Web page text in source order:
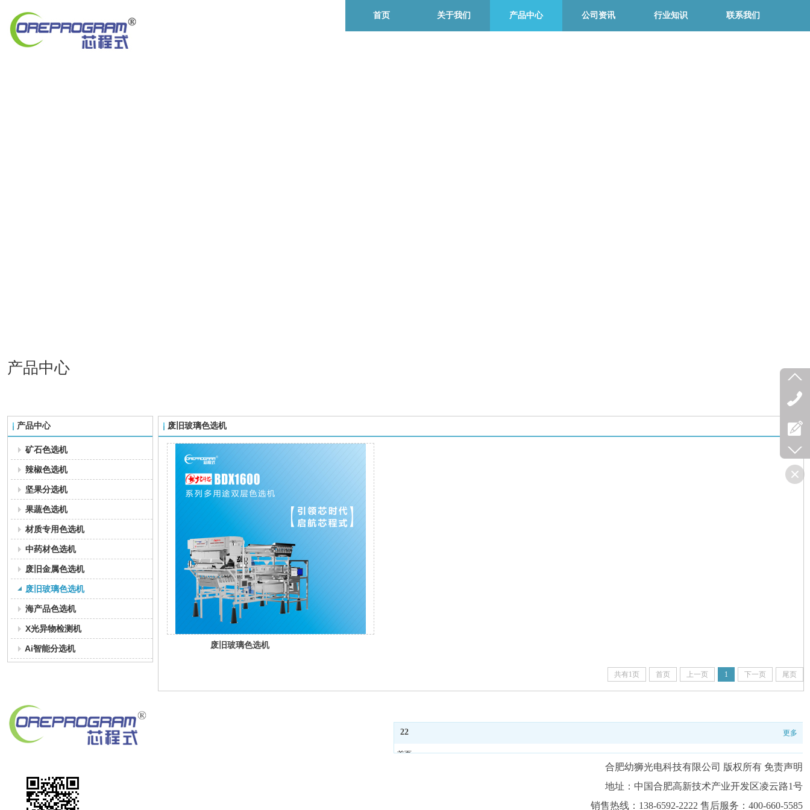
首页 关于我们 产品中心 公司资讯 行业知识 联系我们
产品中心
产品中心
矿石色选机
辣椒色选机
坚果分选机
果蔬色选机
材质专用色选机
中药材色选机
废旧金属色选机
废旧玻璃色选机
海产品色选机
X光异物检测机
Ai智能分选机
废旧玻璃色选机
废旧玻璃色选机
共有1页 首页 上一页 1 下一页 尾页
22 更多
首页
合肥幼狮光电科技有限公司 版权所有 免责声明
地址：中国合肥高新技术产业开发区凌云路1号
销售热线：138-6592-2222 售后服务：400-660-5585